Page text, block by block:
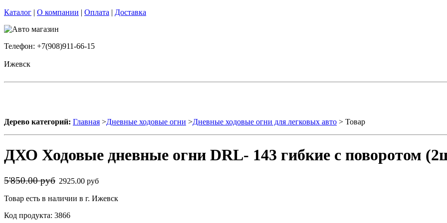
Каталог | О компании | Оплата | Доставка
Телефон: +7(908)911-66-15
Ижевск
Дерево категорий: Главная >Дневные ходовые огни >Дневные ходовые огни для легковых авто > Товар
ДХО Ходовые дневные огни DRL- 143 гибкие с поворотом
5'850.00 руб 2925.00 руб
Товар есть в наличии в г. Ижевск
Код продукта: 3866